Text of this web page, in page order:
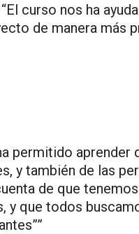
“El curso nos ha
de manera más
permitido aprender
y también de las
de que
y que todos